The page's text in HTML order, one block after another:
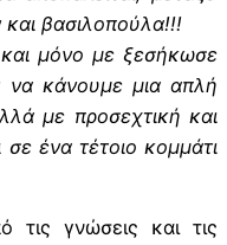
βασιλοπούλα!!!
μόνο με ξεσήκωσε
να κάνουμε μια απλή
με προσεχτική και
σε ένα τέτοιο κομμάτι
γνώσεις και τις